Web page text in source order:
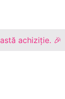
achiziție. 🎉